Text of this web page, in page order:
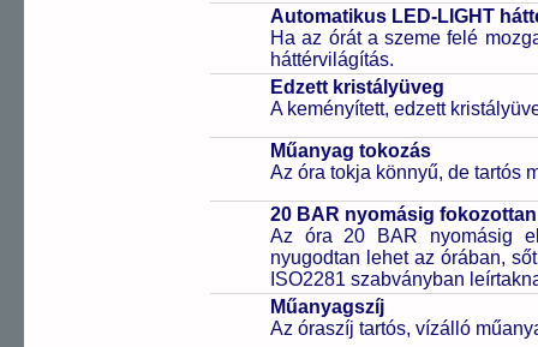
Automatikus LED-LIGHT
Ha az órát a szeme felé
háttérvilágítás.
Edzett kristályüveg
A keményített, edzett
Műanyag tokozás
Az óra tokja könnyű, de tartós
20 BAR nyomásig
Az óra 20 BAR nyomásig
nyugodtan lehet az órában,
ISO2281 szabványban
Műanyagszíj
Az óraszíj tartós, vízálló